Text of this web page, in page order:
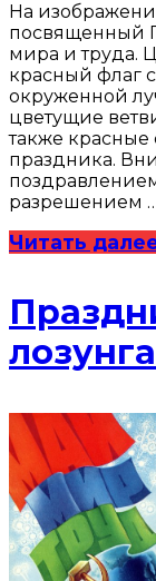
На
посвященный
мира и труда.
красный флаг
окруженной
цветущие
также
праздника.
разрешением
Читать